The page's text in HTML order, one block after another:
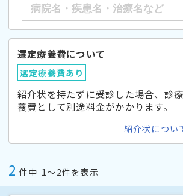
選定療養費について
選定療養費あり
紹介状を持たずに受診した場合、診
養費として別途料金がかかります。
紹介状につい
2 件中 1〜2件を表示